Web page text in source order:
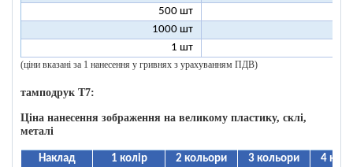
500 шт
1000 шт
1 шт
(ціни вказані за 1 нанесення у гривнях з урахуванням ПДВ)
тамподрук T7:
Ціна нанесення зображення на великому пластику, склі,
металі
Наклад 1 колір 2 кольори 3 кольори
4